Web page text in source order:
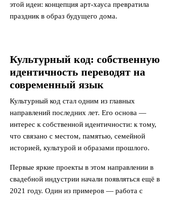
этой идеи: концепция арт-хауса превратила
праздник в образ будущего дома.
Культурный код: собственную
идентичность переводят на
современный язык
Культурный код стал одним из главных
направлений последних лет. Его основа —
интерес к собственной идентичности: к тому,
что связано с местом, памятью, семейной
историей, культурой и образами прошлого.
Первые яркие проекты в этом направлении в
свадебной индустрии начали появляться ещё в
2021 году. Один из примеров — работа с